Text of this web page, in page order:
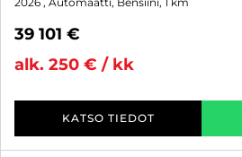
39 101 €
alk. 250 € / kk
KATSO TIEDOT